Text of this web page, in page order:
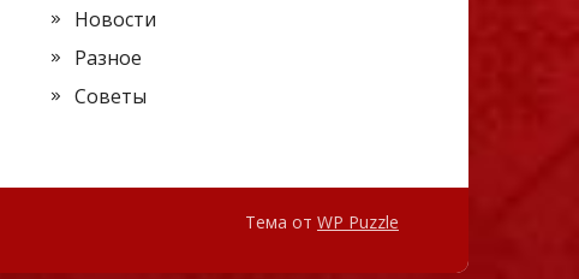
Новости
Разное
Советы
Тема от WP Puzzle